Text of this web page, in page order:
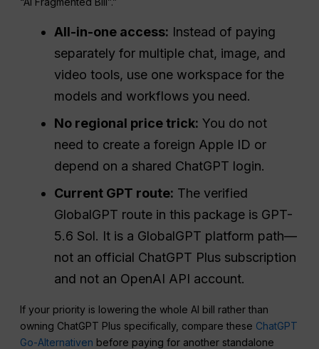
All-in-one access: Instead of paying
separately for multiple chat, image, and
video tools, use one workspace for the
models and workflows you need.
No regional price trick: You do not
need to create a foreign Apple ID or
depend on a shared ChatGPT login.
Current GPT route: The verified
GlobalGPT route in this package is GPT-
5.6 Sol. It is a GlobalGPT platform path—
not an official ChatGPT Plus subscription
and not an OpenAI API account.
If your priority is lowering the whole AI bill rather than
owning ChatGPT Plus specifically, compare these ChatGPT
Go-Alternativen before paying for another standalone